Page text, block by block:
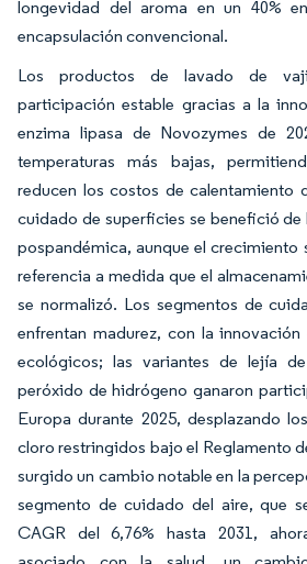
longevidad del aroma en un 40%
encapsulación convencional.
Los productos de lavado de
participación estable gracias a la
enzima lipasa de Novozymes de
temperaturas más bajas,
reducen los costos de calentamiento
cuidado de superficies se benefició
pospandémica, aunque el crecimiento
referencia a medida que el
se normalizó. Los segmentos de
enfrentan madurez, con la
ecológicos; las variantes de lejía
peróxido de hidrógeno ganaron
Europa durante 2025, desplazando
cloro restringidos bajo el Reglamento
surgido un cambio notable en la
segmento de cuidado del aire, que
CAGR del 6,76% hasta 2031,